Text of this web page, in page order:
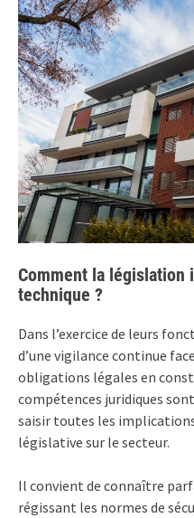
Comment la
technique ?
Dans l’exercice de leurs
d’une vigilance continue
obligations légales en
compétences juridiques
saisir toutes les
législative sur le secteur.
Il convient de connaître
régissant les normes de